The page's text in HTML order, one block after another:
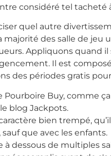
considéré tel tacheté
quel autre
majorité des salle de
Appliquons quand il
Il est
des périodes gratis
Buy, comme
blog Jackpots.
bien trempé,
que avec les enfants.
à dessous de multiples